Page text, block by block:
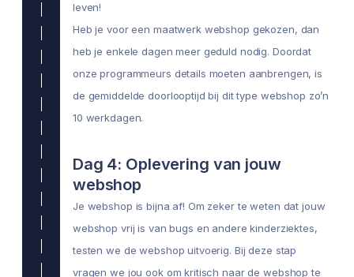
leven!
Heb je voor een maatwerk webshop gekozen, dan
heb je enkele dagen meer geduld nodig. Doordat
onze programmeurs details moeten aanbrengen, is
de gemiddelde doorlooptijd bij dit type webshop zo’n
10 werkdagen.
Dag 4: Oplevering van jouw
webshop
Je webshop is bijna af! Om zeker te weten dat jouw
webshop vrij is van bugs en andere kinderziektes,
testen we de webshop uitvoerig. Bij deze stap
vragen we jou ook om kritisch naar de webshop te